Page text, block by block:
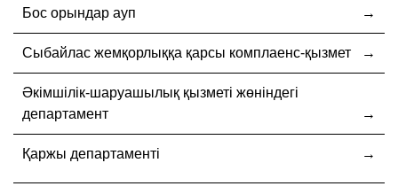
Бос орындар ауп
Cыбайлас жемқорлыққа қарсы комплаенс-қызмет
Әкімшілік-шаруашылық қызметі жөніндегі
департамент
Қаржы департаменті